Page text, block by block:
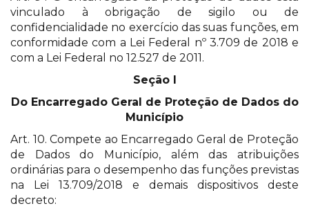
vinculado à obrigação de sigilo ou de
confidencialidade no exercício das suas funções, em
conformidade com a Lei Federal nº 3.709 de 2018 e
com a Lei Federal no 12.527 de 2011.
Seção I
Do Encarregado Geral de Proteção de Dados do
Município
Art. 10. Compete ao Encarregado Geral de Proteção
de Dados do Município, além das atribuições
ordinárias para o desempenho das funções previstas
na Lei 13.709/2018 e demais dispositivos deste
decreto: